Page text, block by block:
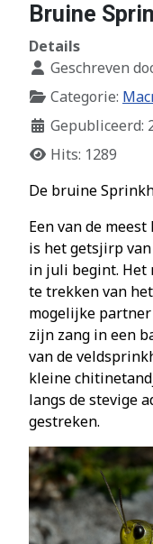
Bruine
Details
Geschreven
Categorie:
Gepubliceerd:
Hits: 1289
De bruine
Een van de
is het getsjirp
in juli begint. Het
te trekken van
mogelijke
zijn zang in een
van de
kleine
langs de stevige
gestreken.